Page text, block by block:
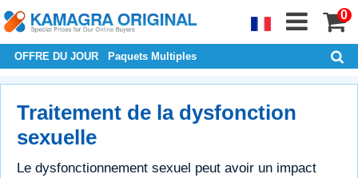
0
OFFRE DU JOUR Paquets Multiples
Traitement de la dysfonction
sexuelle
Le dysfonctionnement sexuel peut avoir un impact